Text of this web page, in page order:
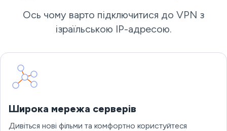
Ось чому варто підключитися до VPN з
ізраїльською IP-адресою.
Широка мережа серверів
Дивіться нові фільми та комфортно користуйтеся